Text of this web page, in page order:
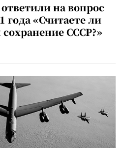
на вопрос
года «Считаете ли
СССР?»